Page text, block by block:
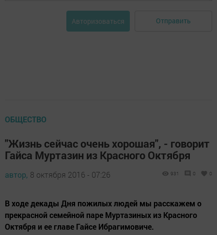
Авторизоваться Отправить
ОБЩЕСТВО
"Жизнь сейчас очень хорошая", - говорит
Гайса Муртазин из Красного Октября
автор, 8 октября 2016 - 07:26 931 0 0
В ходе декады Дня пожилых людей мы расскажем о
прекрасной семейной паре Муртазиных из Красного
Октября и ее главе Гайсе Ибрагимовиче.